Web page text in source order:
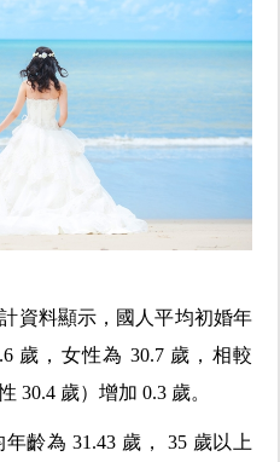
資料顯示，國人平均初婚年
歲，女性為 30.7 歲，相較
30.4 歲）增加 0.3 歲。
齡為 31.43 歲， 35 歲以上